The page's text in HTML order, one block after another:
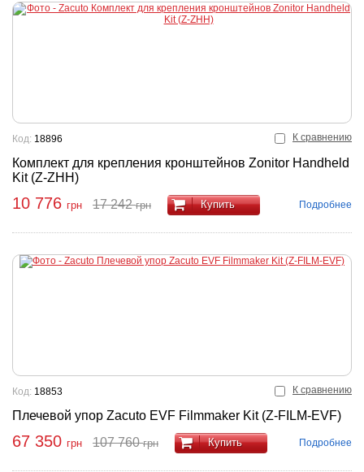
К сравнению
Комплект для крепления кронштейнов Zonitor Handheld
Kit (Z-ZHH)
Код: 18896
10 776 грн 17 242грн Купить Подробнее
К сравнению
Плечевой упор Zacuto EVF Filmmaker Kit (Z-FILM-EVF)
Код: 18853
67 350 грн 107 760грн Купить Подробнее